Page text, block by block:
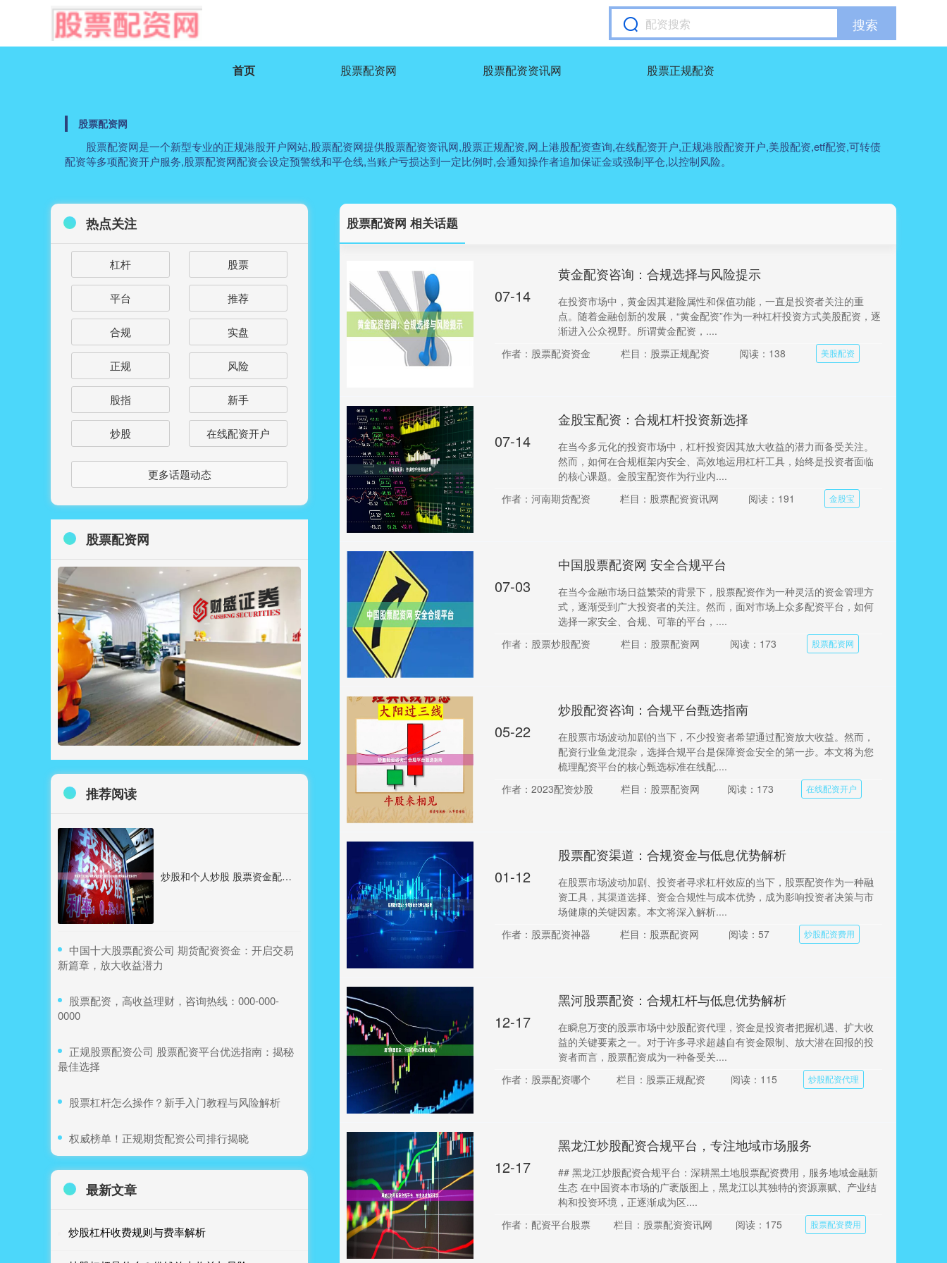
搜索
首页 股票配资网 股票配资资讯网 股票正规配资
股票配资网
股票配资网是一个新型专业的正规港股开户网站,股票配资网提供股票配资资讯网,股票正规配资,网上港股配资查询,在线配资开户,正规港股配资开户,美股配资,etf配资,可转债
配资等多项配资开户服务,股票配资网配资会设定预警线和平仓线,当账户亏损达到一定比例时,会通知操作者追加保证金或强制平仓,以控制风险。
股票配资网 相关话题
07-14
黄金配资咨询：合规选择与风险提示
在投资市场中，黄金因其避险属性和保值功能，一直是投资者关注的重
点。随着金融创新的发展，“黄金配资”作为一种杠杆投资方式美股配资，逐
渐进入公众视野。所谓黄金配资，....
作者：股票配资资金
栏目：股票正规配资 阅读：138 美股配资
07-14
金股宝配资：合规杠杆投资新选择
在当今多元化的投资市场中，杠杆投资因其放大收益的潜力而备受关注。
然而，如何在合规框架内安全、高效地运用杠杆工具，始终是投资者面临
的核心课题。金股宝配资作为行业内....
作者：河南期货配资
栏目：股票配资资讯网 阅读：191 金股宝
07-03
中国股票配资网 安全合规平台
在当今金融市场日益繁荣的背景下，股票配资作为一种灵活的资金管理方
式，逐渐受到广大投资者的关注。然而，面对市场上众多配资平台，如何
选择一家安全、合规、可靠的平台，....
作者：股票炒股配资
栏目：股票配资网 阅读：173 股票配资网
05-22
炒股配资咨询：合规平台甄选指南
在股票市场波动加剧的当下，不少投资者希望通过配资放大收益。然而，
配资行业鱼龙混杂，选择合规平台是保障资金安全的第一步。本文将为您
梳理配资平台的核心甄选标准在线配....
作者：2023配资炒股
栏目：股票配资网 阅读：173 在线配资开户
01-12
股票配资渠道：合规资金与低息优势解析
在股票市场波动加剧、投资者寻求杠杆效应的当下，股票配资作为一种融
资工具，其渠道选择、资金合规性与成本优势，成为影响投资者决策与市
场健康的关键因素。本文将深入解析....
作者：股票配资神器
栏目：股票配资网 阅读：57 炒股配资费用
12-17
黑河股票配资：合规杠杆与低息优势解析
在瞬息万变的股票市场中炒股配资代理，资金是投资者把握机遇、扩大收
益的关键要素之一。对于许多寻求超越自有资金限制、放大潜在回报的投
资者而言，股票配资成为一种备受关....
作者：股票配资哪个
栏目：股票正规配资 阅读：115 炒股配资代理
12-17
黑龙江炒股配资合规平台，专注地域市场服务
## 黑龙江炒股配资合规平台：深耕黑土地股票配资费用，服务地域金融新
生态 在中国资本市场的广袤版图上，黑龙江以其独特的资源禀赋、产业结
构和投资环境，正逐渐成为区....
作者：配资平台股票
栏目：股票配资资讯网 阅读：175 股票配资费用
热点关注
杠杆 股票
平台 推荐
合规 实盘
正规 风险
股指 新手
炒股 在线配资开户
更多话题动态
股票配资网
推荐阅读
炒股和个人炒股 股票资金配资：教你如何使用股票资金进行配资操作
​中国十大股票配资公司 期货配资资金：开启交易
新篇章，放大收益潜力
​股票配资，高收益理财，咨询热线：000-000-
0000
​正规股票配资公司 股票配资平台优选指南：揭秘
最佳选择
​股票杠杆怎么操作？新手入门教程与风险解析
​权威榜单！正规期货配资公司排行揭晓
最新文章
炒股杠杆收费规则与费率解析